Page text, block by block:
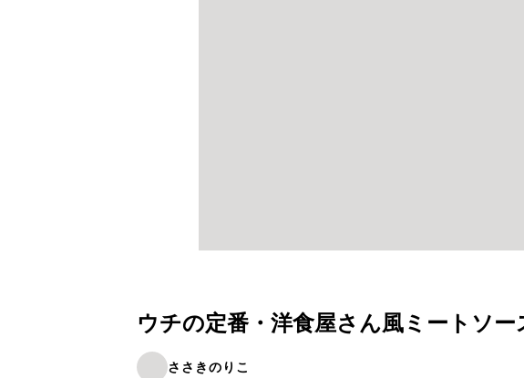
ウチの定番・洋食屋さん風ミートソー
ささきのりこ